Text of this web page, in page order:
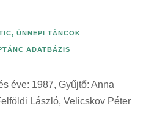
, ÜNNEPI TÁNCOK
ADATBÁZIS
éve: 1987, Gyűjtő: Anna
László, Velicskov Péter